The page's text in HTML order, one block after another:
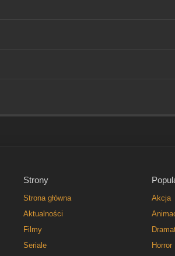
Strony
Strona główna
Aktualności
Filmy
Seriale
Akcja
Horror